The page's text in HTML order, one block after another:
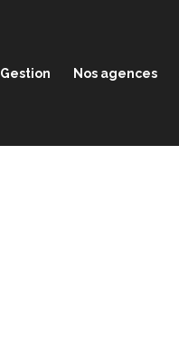
Gestion Nos agences